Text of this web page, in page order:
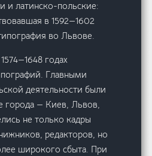
и латинско-польские:
в 1592—1602
во Львове.
годах
Главными
деятельности были
города — Киев, Львов,
не только кадры
редакторов, но
широкого сбыта. При